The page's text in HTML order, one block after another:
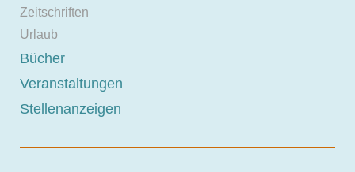
Zeitschriften
Urlaub
Bücher
Veranstaltungen
Stellenanzeigen